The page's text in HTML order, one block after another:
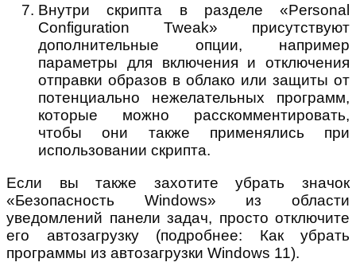
Внутри скрипта в разделе «Personal
Configuration Tweak» присутствуют
дополнительные опции, например
параметры для включения и отключения
отправки образов в облако или защиты от
потенциально нежелательных программ,
которые можно расскомментировать,
чтобы они также применялись при
использовании скрипта.
Если вы также захотите убрать значок
«Безопасность Windows» из области
уведомлений панели задач, просто отключите
его автозагрузку (подробнее: Как убрать
программы из автозагрузки Windows 11).